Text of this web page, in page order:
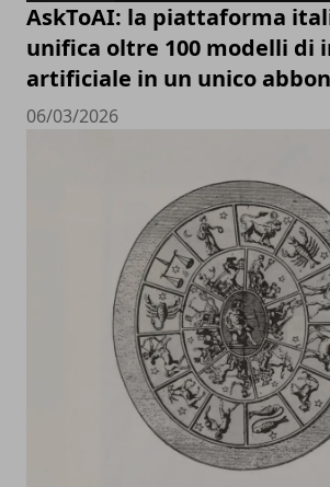
AskToAI: la piattaforma
unifica oltre 100 modelli di
artificiale in un unico
06/03/2026